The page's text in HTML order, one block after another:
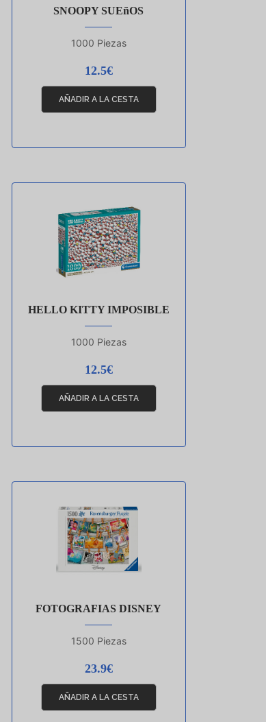
SNOOPY SUEñOS
1000 Piezas
12.5€
HELLO KITTY IMPOSIBLE
1000 Piezas
12.5€
FOTOGRAFIAS DISNEY
1500 Piezas
23.9€